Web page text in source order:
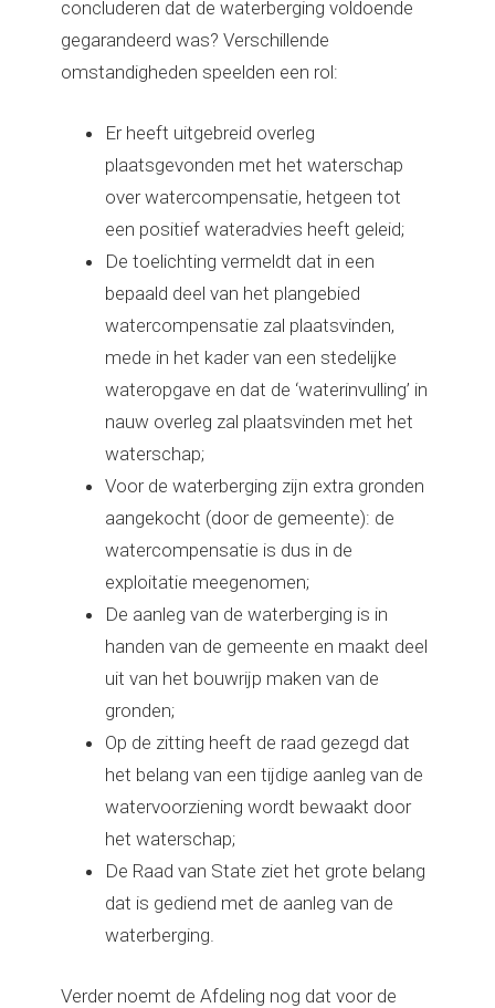
concluderen dat de waterberging voldoende
gegarandeerd was? Verschillende
omstandigheden speelden een rol:
Er heeft uitgebreid overleg
plaatsgevonden met het waterschap
over watercompensatie, hetgeen tot
een positief wateradvies heeft geleid;
De toelichting vermeldt dat in een
bepaald deel van het plangebied
watercompensatie zal plaatsvinden,
mede in het kader van een stedelijke
wateropgave en dat de ‘waterinvulling’ in
nauw overleg zal plaatsvinden met het
waterschap;
Voor de waterberging zijn extra gronden
aangekocht (door de gemeente): de
watercompensatie is dus in de
exploitatie meegenomen;
De aanleg van de waterberging is in
handen van de gemeente en maakt deel
uit van het bouwrijp maken van de
gronden;
Op de zitting heeft de raad gezegd dat
het belang van een tijdige aanleg van de
watervoorziening wordt bewaakt door
het waterschap;
De Raad van State ziet het grote belang
dat is gediend met de aanleg van de
waterberging.
Verder noemt de Afdeling nog dat voor de